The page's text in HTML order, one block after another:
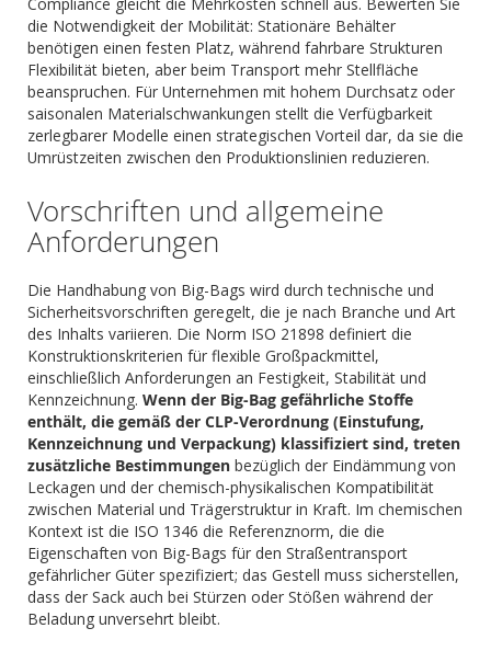
die Notwendigkeit der Mobilität: Stationäre Behälter
benötigen einen festen Platz, während fahrbare Strukturen
Flexibilität bieten, aber beim Transport mehr Stellfläche
beanspruchen. Für Unternehmen mit hohem Durchsatz oder
saisonalen Materialschwankungen stellt die Verfügbarkeit
zerlegbarer Modelle einen strategischen Vorteil dar, da sie die
Umrüstzeiten zwischen den Produktionslinien reduzieren.
Vorschriften und allgemeine
Anforderungen
Die Handhabung von Big-Bags wird durch technische und
Sicherheitsvorschriften geregelt, die je nach Branche und Art
des Inhalts variieren. Die Norm ISO 21898 definiert die
Konstruktionskriterien für flexible Großpackmittel,
einschließlich Anforderungen an Festigkeit, Stabilität und
Kennzeichnung. Wenn der Big-Bag gefährliche Stoffe
enthält, die gemäß der CLP-Verordnung (Einstufung,
Kennzeichnung und Verpackung) klassifiziert sind, treten
zusätzliche Bestimmungen bezüglich der Eindämmung von
Leckagen und der chemisch-physikalischen Kompatibilität
zwischen Material und Trägerstruktur in Kraft. Im chemischen
Kontext ist die ISO 1346 die Referenznorm, die die
Eigenschaften von Big-Bags für den Straßentransport
gefährlicher Güter spezifiziert; das Gestell muss sicherstellen,
dass der Sack auch bei Stürzen oder Stößen während der
Beladung unversehrt bleibt.